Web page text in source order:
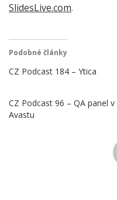
SlidesLive.com.
Podobné články
CZ Podcast 184 – Ytica
CZ Podcast 96 – QA panel v
Avastu